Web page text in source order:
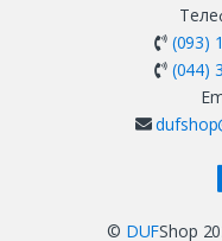
(093)
(044)
© DUFShop